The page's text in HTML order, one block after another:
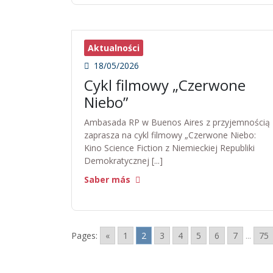
Aktualności
18/05/2026
Cykl filmowy „Czerwone
Niebo”
Ambasada RP w Buenos Aires z przyjemnością
zaprasza na cykl filmowy „Czerwone Niebo:
Kino Science Fiction z Niemieckiej Republiki
Demokratycznej [...]
Saber más
Pages: « 1 2 3 4 5 6 7 ... 75